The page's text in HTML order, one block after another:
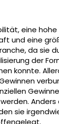
eine
und eine
da sie
der
konnte.
Anders
sie